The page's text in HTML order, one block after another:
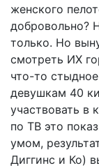
женского
добровольно?
только. Но
смотреть ИХ
что-то
девушкам 40
участвовать
по ТВ это
умом,
Диггинс и Ко)